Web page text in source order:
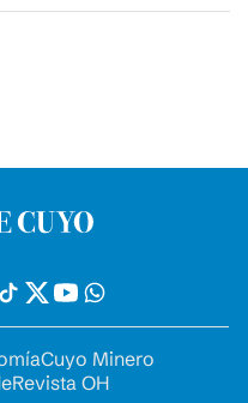
Cuyo Minero
Revista OH